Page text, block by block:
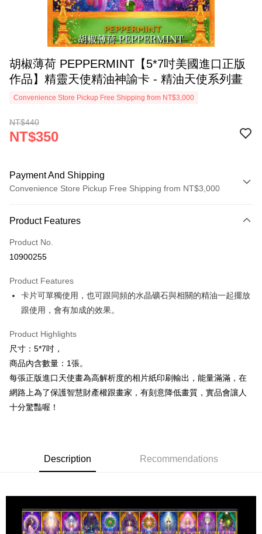
胡椒薄荷 PEPPERMINT【5*7吋美國進口正版
作品】精靈天使精油神諭卡 - 精油天使系列畫
Convenience Store Pickup Free Shipping from NT$3,000
NT$440
NT$350
Payment And Shipping
Convenience Store Pickup Free Shipping from NT$3,000
Credit Card (Full Payment)
Convenience Store Pickup and Pay
Apple Pay
JKOPAY
Easy Wallet
ATM Transfer
Shipping Method
NT$80/order | Free shipping on orders of NT$3,000 or more
郵局幫你送（離島）
NT$80/order | Free shipping on orders of NT$3,000 or more
Product Features
Product No.
10900255
Product Features
卡片可單獨使用，也可跟同頻的水晶礦石與相關的精油一起擺放
跟使用，會有加成的效果。
Product Highlights
尺寸：5*7吋，
商品內含數量：1張。
每張正版進口天使畫為高解析度的相片紙印刷輸出，能量滿滿，在
網路上為了保護智慧財產權跟畫家，有刻意降低畫質，實品會讓人
十分驚豔喔！
Description Recommendations